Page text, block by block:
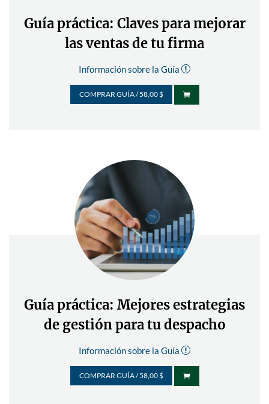
Guía práctica: Claves para mejorar
las ventas de tu firma
Información sobre la Guía r
COMPRAR GUÍA / 58,00 $ 
Guía práctica: Mejores estrategias
de gestión para tu despacho
Información sobre la Guía r
COMPRAR GUÍA / 58,00 $ 